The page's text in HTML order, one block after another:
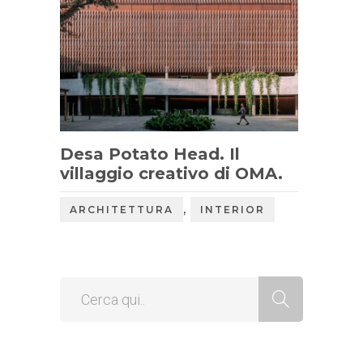
Desa Potato Head. Il
villaggio creativo di OMA.
ARCHITETTURA , INTERIOR